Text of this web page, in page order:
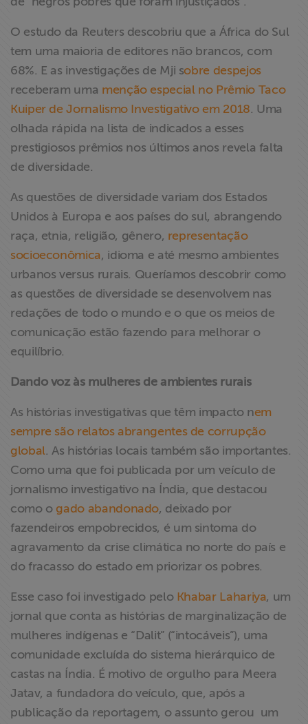
O estudo da Reuters descobriu que a África do Sul
tem uma maioria de editores não brancos, com
68%. E as investigações de Mji sobre despejos
receberam uma menção especial no Prêmio Taco
Kuiper de Jornalismo Investigativo em 2018. Uma
olhada rápida na lista de indicados a esses
prestigiosos prêmios nos últimos anos revela falta
de diversidade.
As questões de diversidade variam dos Estados
Unidos à Europa e aos países do sul, abrangendo
raça, etnia, religião, gênero, representação
socioeconômica, idioma e até mesmo ambientes
urbanos versus rurais. Queríamos descobrir como
as questões de diversidade se desenvolvem nas
redações de todo o mundo e o que os meios de
comunicação estão fazendo para melhorar o
equilíbrio.
Dando voz às mulheres de ambientes rurais
As histórias investigativas que têm impacto nem
sempre são relatos abrangentes de corrupção
global. As histórias locais também são importantes.
Como uma que foi publicada por um veículo de
jornalismo investigativo na Índia, que destacou
como o gado abandonado, deixado por
fazendeiros empobrecidos, é um sintoma do
agravamento da crise climática no norte do país e
do fracasso do estado em priorizar os pobres.
Esse caso foi investigado pelo Khabar Lahariya, um
jornal que conta as histórias de marginalização de
mulheres indígenas e “Dalit” (“intocáveis”), uma
comunidade excluída do sistema hierárquico de
castas na Índia. É motivo de orgulho para Meera
Jatav, a fundadora do veículo, que, após a
publicação da reportagem, o assunto gerou um